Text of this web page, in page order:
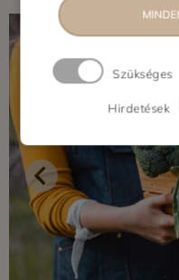
Szükséges
Hirdetések